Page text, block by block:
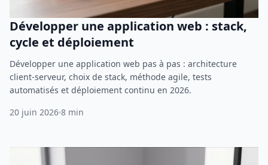
Développer une application web : stack,
cycle et déploiement
Développer une application web pas à pas : architecture
client-serveur, choix de stack, méthode agile, tests
automatisés et déploiement continu en 2026.
20 juin 2026 8 min